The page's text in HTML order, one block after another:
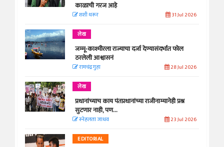
काळाची गरज आहे
शशी थरूर 31 Jul 2026
लेख
जम्मू-काश्मीरला राज्याचा दर्जा देण्यासंदर्भात फोल
ठरलेली आश्वासनं
रामचंद्र गुहा 28 Jul 2026
लेख
प्रधानांच्याच काय पंतप्रधानांच्या राजीनाम्यानेही प्रश्न
सुटणार नाही, पण...
स्नेहलता जाधव 23 Jul 2026
EDITORIAL